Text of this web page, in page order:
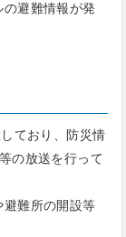
避難情報が発
ており、防災情
の放送を行って
難所の開設等